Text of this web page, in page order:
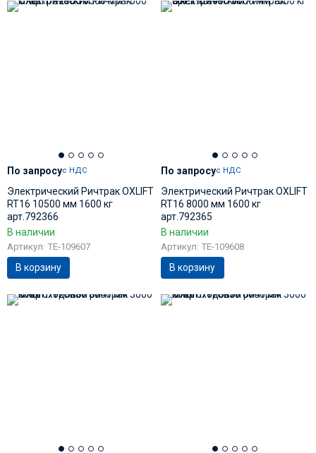
По запросус НДС
Электрический Ричтрак OXLIFT
RT16 10500 мм 1600 кг
арт.792366
В наличии
Артикул: TE-109607
В корзину
По запросус НДС
Электрический Ричтрак OXLIFT
RT16 8000 мм 1600 кг
арт.792365
В наличии
Артикул: TE-109608
В корзину